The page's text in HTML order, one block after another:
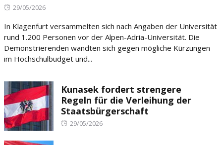
Posted
29/05/2026
In Klagenfurt versammelten sich nach Angaben der Universität
rund 1.200 Personen vor der Alpen-Adria-Universität. Die
Demonstrierenden wandten sich gegen mögliche Kürzungen
im Hochschulbudget und...
Kunasek fordert strengere
Regeln für die Verleihung der
Staatsbürgerschaft
Posted
29/05/2026